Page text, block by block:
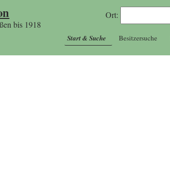
bis 1918
Ort:
Start & Suche Besitzersuche